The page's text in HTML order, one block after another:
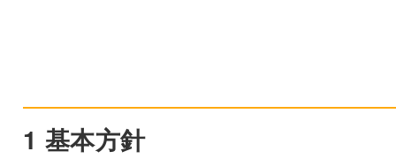
1 基本方針